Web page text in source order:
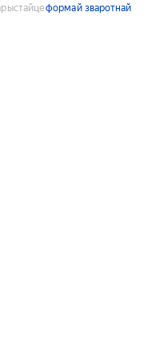
формай зваротнай